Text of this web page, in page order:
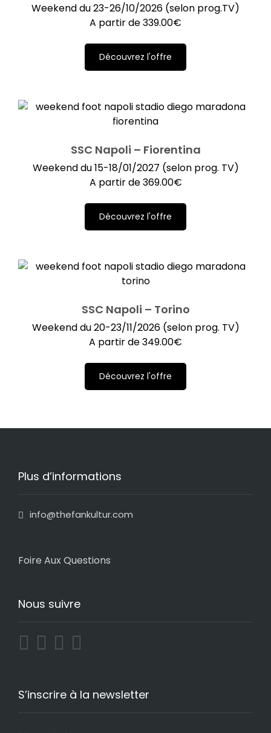
Weekend du 23-26/10/2026 (selon prog.TV)
A partir de339.00€
Découvrez l'offre
SSC Napoli – Fiorentina
Weekend du 15-18/01/2027 (selon prog. TV)
A partir de369.00€
Découvrez l'offre
SSC Napoli – Torino
Weekend du 20-23/11/2026 (selon prog. TV)
A partir de349.00€
Découvrez l'offre
Plus d’informations
info@thefankultur.com
Foire Aux Questions
Nous suivre
S’inscrire à la newsletter